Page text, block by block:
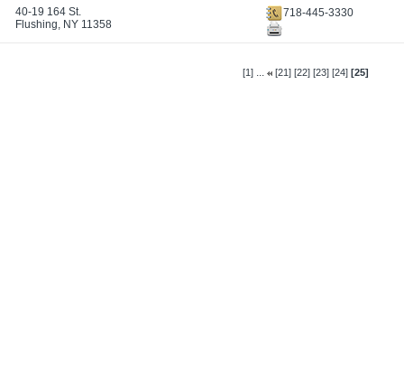
40-19 164 St.
Flushing, NY 11358
718-445-3330
[1] ... [21] [22] [23] [24] [25]